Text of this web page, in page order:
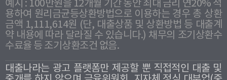
예시 : 100만원을 12개월 기간 동안 최대 금리 연20% 적
용하여 원리금균등상환방법으로 이용하는 경우 총 상환
금액 1,111,614원 (단, 대출상품 및 상환방법 등 대출계
약 내용에 따라 달라질 수 있습니다.) 채무의 조기상환수
수료율 등 조기상환조건 없음.
대출나라는 광고 플랫폼만 제공할 뿐 직접적인 대출 및